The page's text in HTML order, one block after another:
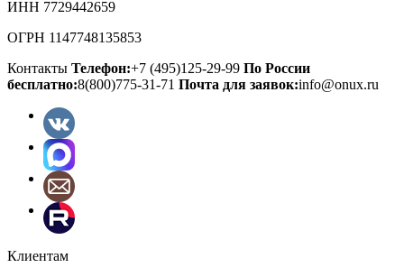
ИНН 7729442659
ОГРН 1147748135853
Контакты Телефон:+7 (495)125-29-99 По России
бесплатно:8(800)775-31-71 Почта для заявок:info@onux.ru
Клиентам